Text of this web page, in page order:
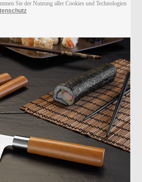
Sie der Nutzung aller Cookies und Technologien